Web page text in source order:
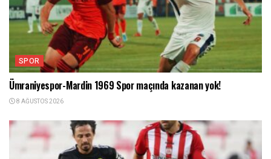
SPOR
Ümraniyespor-Mardin 1969 Spor maçında kazanan yok!
8 AĞUSTOS 2026